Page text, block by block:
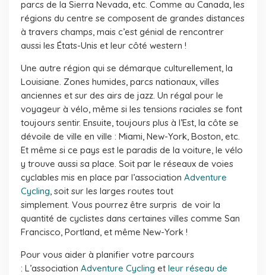
parcs de la Sierra Nevada, etc. Comme au Canada, les
régions du centre se composent de grandes distances
à travers champs, mais c’est génial de rencontrer
aussi les États-Unis et leur côté western !
Une autre région qui se démarque culturellement, la
Louisiane. Zones humides, parcs nationaux, villes
anciennes et sur des airs de jazz. Un régal pour le
voyageur à vélo, même si les tensions raciales se font
toujours sentir. Ensuite, toujours plus à l’Est, la côte se
dévoile de ville en ville : Miami, New-York, Boston, etc.
Et même si ce pays est le paradis de la voiture, le vélo
y trouve aussi sa place. Soit par le réseaux de voies
cyclables mis en place par l’association Adventure
Cycling, soit sur les larges routes tout
simplement. Vous pourrez être surpris de voir la
quantité de cyclistes dans certaines villes comme San
Francisco, Portland, et même New-York !
Pour vous aider à planifier votre parcours
: L’association Adventure Cycling et leur réseau de